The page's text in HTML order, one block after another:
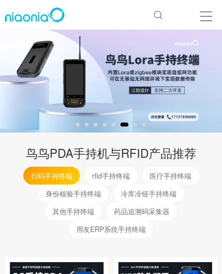
鸟鸟PDA手持机与RFID产品推荐
扫码手持终端 rfid手持终端
医疗手持终端
身份核验手持终端
冷库冷链手持终端
其他手持终端
药品追溯码采集器
用友ERP系统手持终端